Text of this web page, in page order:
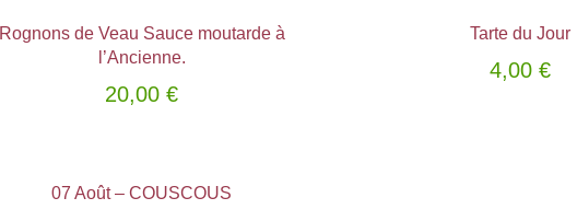
Rognons de Veau Sauce moutarde à
l’Ancienne.
20,00€
Choix des options
Tarte du Jour
4,00€
Choix des options
07 Août – COUSCOUS